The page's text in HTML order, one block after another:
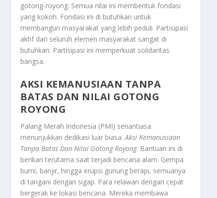
gotong-royong. Semua nilai ini membentuk fondasi
yang kokoh. Fondasi ini di butuhkan untuk
membangun masyarakat yang lebih peduli. Partisipasi
aktif dari seluruh elemen masyarakat sangat di
butuhkan. Partisipasi ini memperkuat solidaritas
bangsa.
AKSI KEMANUSIAAN TANPA
BATAS DAN NILAI GOTONG
ROYONG
Palang Merah Indonesia (PMI) senantiasa
menunjukkan dedikasi luar biasa.Aksi Kemanusiaan
Tanpa Batas Dan Nilai Gotong Royong. Bantuan ini di
berikan terutama saat terjadi bencana alam. Gempa
bumi, banjir, hingga erupsi gunung berapi, semuanya
di tangani dengan sigap. Para relawan dengan cepat
bergerak ke lokasi bencana. Mereka membawa